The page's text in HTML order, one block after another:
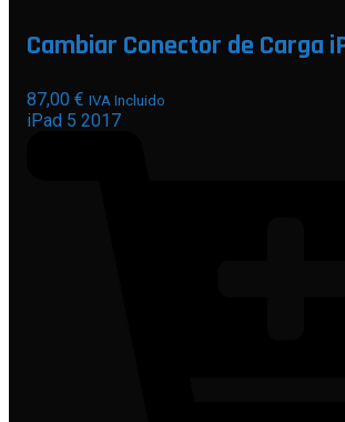
Cambiar Conector de Carga
87,00 € IVA Incluido
iPad 5 2017